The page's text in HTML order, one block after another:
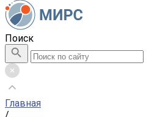
Поиск
Главная